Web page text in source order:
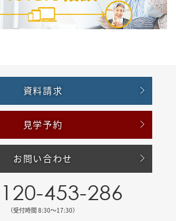
資料請求
見学予約
お問い合わせ
453-286
（受付時間 8:30〜17:30）